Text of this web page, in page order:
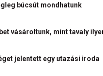
búcsút mondhatunk
vásároltunk, mint tavaly
jelentett egy utazási iroda